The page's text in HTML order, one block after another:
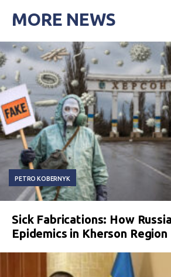
MORE NEWS
PETRO KOBERNYK
Sick Fabrications: How
Epidemics in Kherson Region